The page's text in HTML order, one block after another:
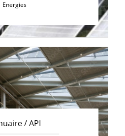
Energies
/ API